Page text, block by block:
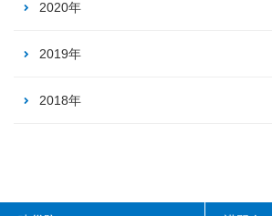
2020年
2019年
2018年